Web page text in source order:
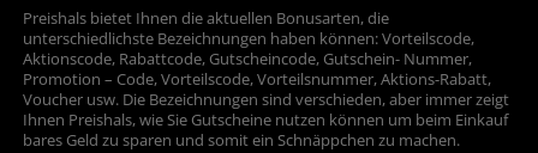
Preishals bietet Ihnen die aktuellen Bonusarten, die
unterschiedlichste Bezeichnungen haben können: Vorteilscode,
Aktionscode, Rabattcode, Gutscheincode, Gutschein- Nummer,
Promotion – Code, Vorteilscode, Vorteilsnummer, Aktions-Rabatt,
Voucher usw. Die Bezeichnungen sind verschieden, aber immer zeigt
Ihnen Preishals, wie Sie Gutscheine nutzen können um beim Einkauf
bares Geld zu sparen und somit ein Schnäppchen zu machen.